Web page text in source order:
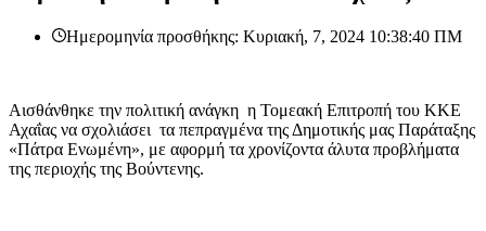
Ημερομηνία προσθήκης: Κυριακή, 7, 2024 10:38:40 ΠΜ
Αισθάνθηκε την πολιτική ανάγκη η Τομεακή Επιτροπή του ΚΚΕ
Αχαΐας να σχολιάσει τα πεπραγμένα της Δημοτικής μας Παράταξης
«Πάτρα Ενωμένη», με αφορμή τα χρονίζοντα άλυτα προβλήματα
της περιοχής της Βούντενης.